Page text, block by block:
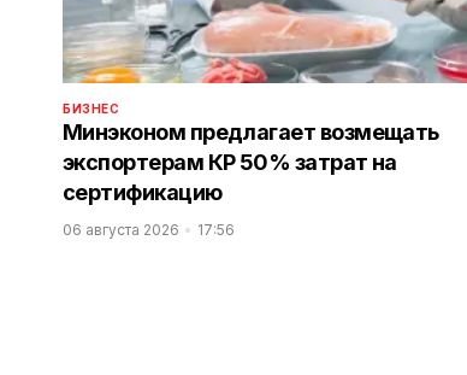
БИЗНЕС
Минэконом предлагает возмещать
экспортерам КР 50% затрат на
сертификацию
06 августа 2026 17:56